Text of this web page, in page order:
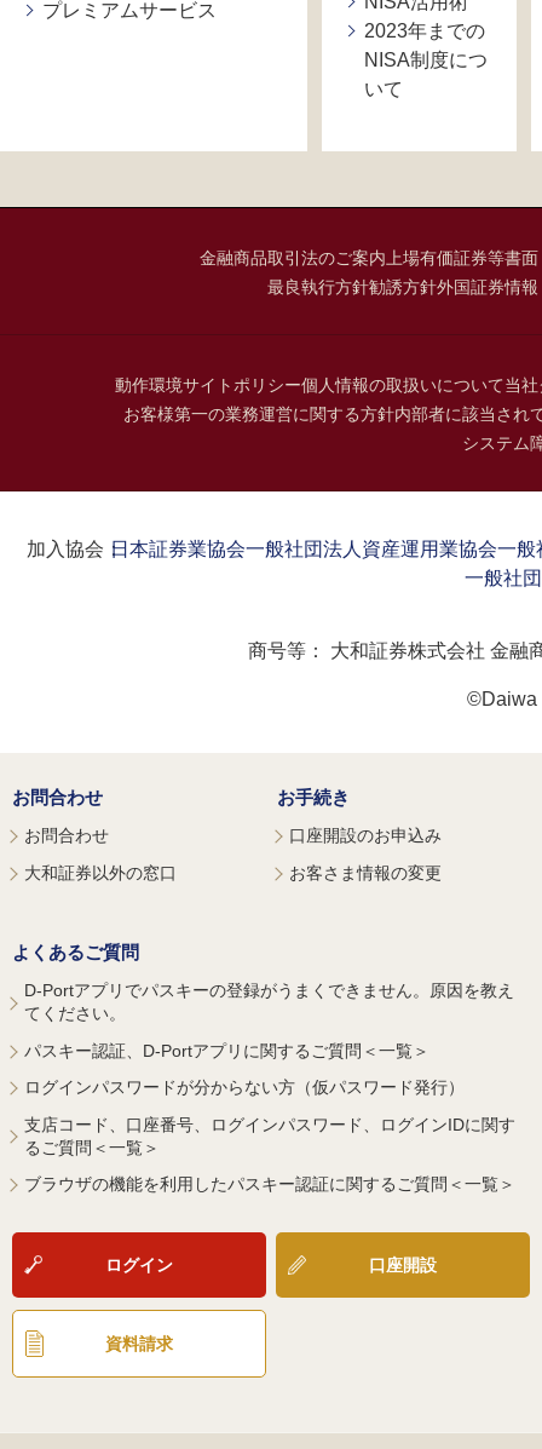
プレミアムサービス
2023年までの
NISA制度につ
いて
金融商品取引法のご案内 上場有価証券等書
最良執行方針勧誘方針外国証券情
動作環境サイトポリシー個人情報の取扱いについて当
お客様第一の業務運営に関する方針内部者に該当され
システム
加入協会：日本証券業協会一般社団法人資産運用業協会一般
一般社
商号等： 大和証券株式会社 金融
©Daiwa
お問合わせ
お問合わせ
大和証券以外の窓口
お手続き
口座開設のお申込み
お客さま情報の変更
よくあるご質問
D-Portアプリでパスキーの登録がうまくできません。原因を教え
てください。
パスキー認証、D-Portアプリに関するご質問＜一覧＞
ログインパスワードが分からない方（仮パスワード発行）
支店コード、口座番号、ログインパスワード、ログインIDに関す
るご質問＜一覧＞
ブラウザの機能を利用したパスキー認証に関するご質問＜一覧＞
ログイン 口座開設
資料請求